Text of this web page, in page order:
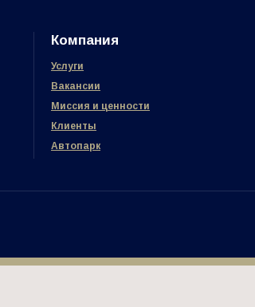
Компания
Услуги
Вакансии
Миссия и ценности
Клиенты
Автопарк